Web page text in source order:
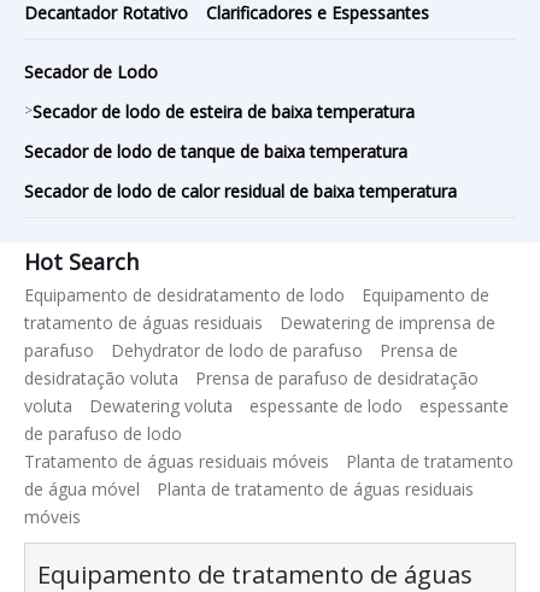
Decantador Rotativo
Clarificadores e Espessantes
Secador de Lodo
>Secador de lodo de esteira de baixa temperatura
Secador de lodo de tanque de baixa temperatura
Secador de lodo de calor residual de baixa temperatura
Hot Search
Equipamento de desidratamento de lodo
Equipamento de
tratamento de águas residuais
Dewatering de imprensa de
parafuso
Dehydrator de lodo de parafuso
Prensa de
desidratação voluta
Prensa de parafuso de desidratação
voluta
Dewatering voluta espessante de lodo
espessante
de parafuso de lodo
Tratamento de águas residuais móveis
Planta de tratamento
de água móvel
Planta de tratamento de águas residuais
móveis
Equipamento de tratamento de águas